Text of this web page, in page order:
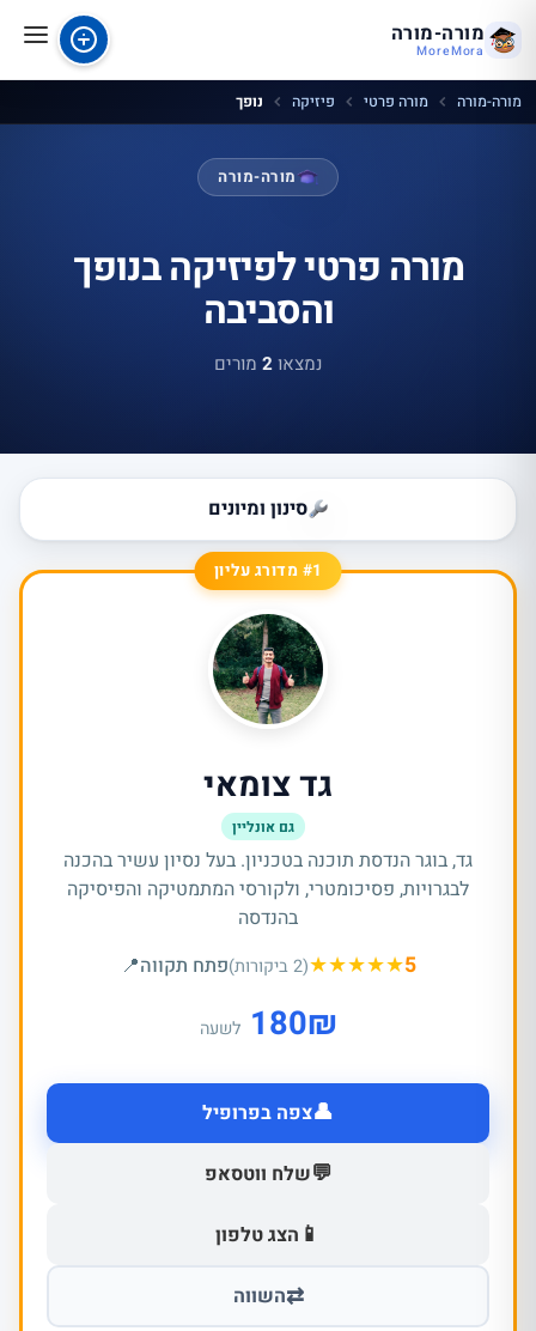
מורה-מורה
MoreMora
מורה-מורה מורה פרטי פיזיקה נופך
מורה-מורה
מורה פרטי לפיזיקה בנופך
והסביבה
נמצאו2 מורים
סינון ומיונים
#1 מדורג עליון
גד צומאי
גם אונליין
גד, בוגר הנדסת תוכנה בטכניון. בעל נסיון עשיר בהכנה
לבגרויות, פסיכומטרי, ולקורסי המתמטיקה והפיסיקה
בהנדסה
(2 ביקורות)★★★★★5 פתח תקווה📍
₪
180 לשעה
👤צפה בפרופיל
💬שלח ווטסאפ
📱 הצג טלפון
⇄השווה